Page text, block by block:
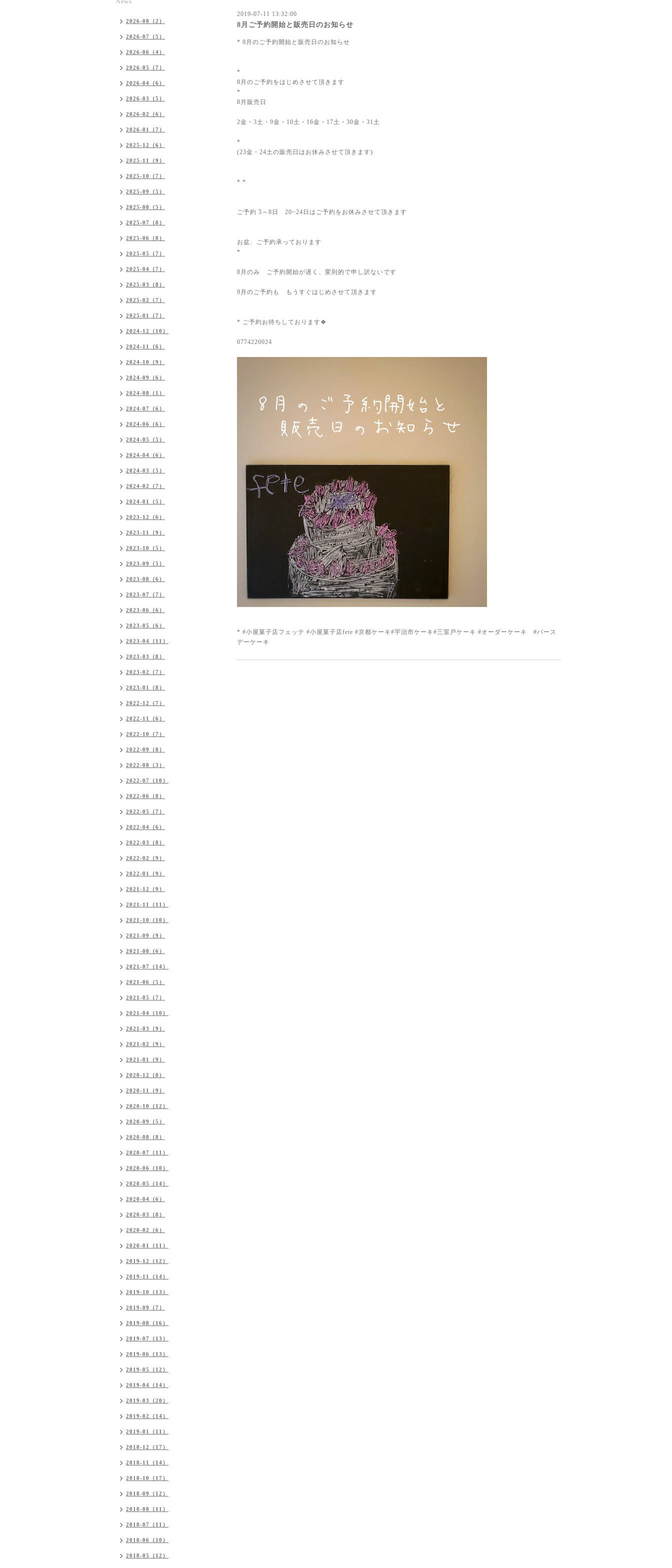
2019-07-11 13:32:00
8月ご予約開始と販売日のお知らせ
* 8月のご予約開始と販売日のお知らせ
*
8月のご予約をはじめさせて頂きます
*
8月販売日
2金・3土・9金・10土・16金・17土・30金・31土
*
(23金・24土の販売日はお休みさせて頂きます)
* *
ご予約 5～8日 20~24日はご予約をお休みさせて頂きます
お盆、ご予約承っております
*
8月のみ ご予約開始が遅く、変則的で申し訳ないです
9月のご予約も もうすぐはじめさせて頂きます
* ご予約お待ちしております🍀
0774220024
* #小屋菓子店フェッテ #小屋菓子店fete #京都ケーキ#宇治市ケーキ#三室戸ケーキ #オーダーケーキ #バース
デーケーキ
News
2026-08（2）
2026-07（5）
2026-06（4）
2026-05（7）
2026-04（6）
2026-03（5）
2026-02（6）
2026-01（7）
2025-12（6）
2025-11（9）
2025-10（7）
2025-09（5）
2025-08（5）
2025-07（8）
2025-06（8）
2025-05（7）
2025-04（7）
2025-03（8）
2025-02（7）
2025-01（7）
2024-12（10）
2024-11（6）
2024-10（9）
2024-09（6）
2024-08（1）
2024-07（6）
2024-06（6）
2024-05（5）
2024-04（6）
2024-03（5）
2024-02（7）
2024-01（5）
2023-12（6）
2023-11（9）
2023-10（5）
2023-09（5）
2023-08（6）
2023-07（7）
2023-06（6）
2023-05（6）
2023-04（11）
2023-03（8）
2023-02（7）
2023-01（8）
2022-12（7）
2022-11（6）
2022-10（7）
2022-09（8）
2022-08（3）
2022-07（10）
2022-06（8）
2022-05（7）
2022-04（6）
2022-03（8）
2022-02（9）
2022-01（9）
2021-12（9）
2021-11（11）
2021-10（10）
2021-09（9）
2021-08（6）
2021-07（14）
2021-06（5）
2021-05（7）
2021-04（10）
2021-03（9）
2021-02（9）
2021-01（9）
2020-12（8）
2020-11（9）
2020-10（12）
2020-09（5）
2020-08（8）
2020-07（11）
2020-06（10）
2020-05（14）
2020-04（6）
2020-03（8）
2020-02（6）
2020-01（11）
2019-12（12）
2019-11（14）
2019-10（13）
2019-09（7）
2019-08（16）
2019-07（13）
2019-06（13）
2019-05（12）
2019-04（14）
2019-03（20）
2019-02（14）
2019-01（11）
2018-12（17）
2018-11（14）
2018-10（17）
2018-09（12）
2018-08（11）
2018-07（11）
2018-06（10）
2018-05（12）